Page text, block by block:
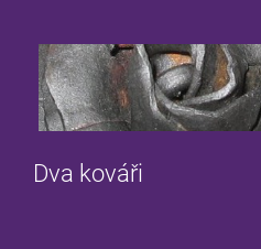
Dva kováři